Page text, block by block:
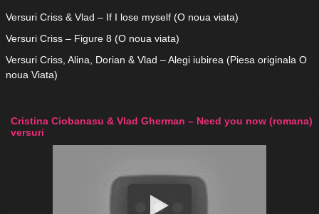
Versuri Criss & Vlad – If I lose myself (O noua viata)
Versuri Criss – Figure 8 (O noua viata)
Versuri Criss, Alina, Dorian & Vlad – Alegi iubirea (Piesa originala O
noua Viata)
Cristina Ciobanasu & Vlad Gherman – Need you now (romana)
versuri